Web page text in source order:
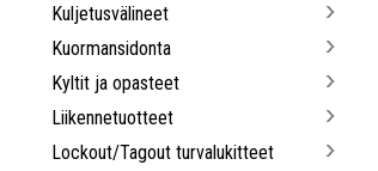
Kuljetusvälineet
Kuormansidonta
Kyltit ja opasteet
Liikennetuotteet
Lockout/Tagout turvalukitteet